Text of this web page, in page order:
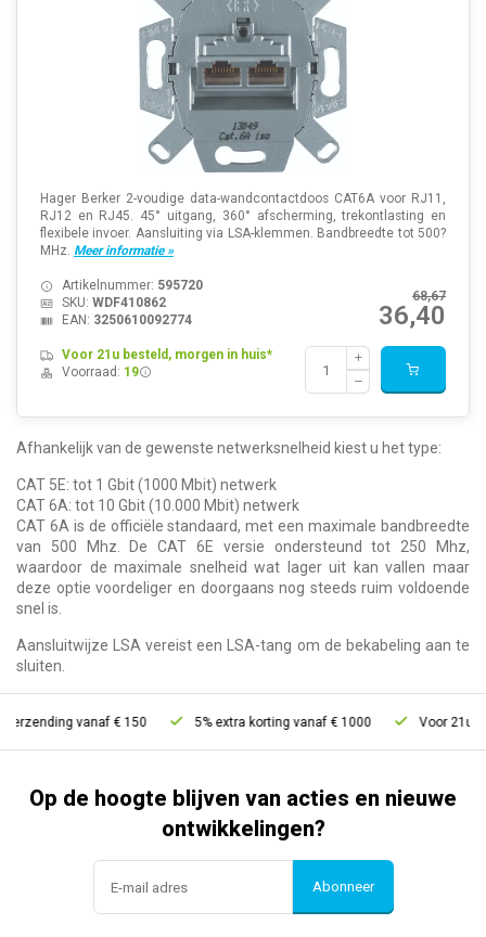
Hager Berker 2-voudige data-wandcontactdoos CAT6A voor RJ11,
RJ12 en RJ45. 45° uitgang, 360° afscherming, trekontlasting en
flexibele invoer. Aansluiting via LSA-klemmen. Bandbreedte tot 500?
MHz. Meer informatie »
68,67
36,40
Artikelnummer: 595720
SKU: WDF410862
EAN: 3250610092774
Voor 21u besteld, morgen in huis*
Voorraad: 19
Afhankelijk van de gewenste netwerksnelheid kiest u het type:
CAT 5E: tot 1 Gbit (1000 Mbit) netwerk
CAT 6A: tot 10 Gbit (10.000 Mbit) netwerk
CAT 6A is de officiële standaard, met een maximale bandbreedte
van 500 Mhz. De CAT 6E versie ondersteund tot 250 Mhz,
waardoor de maximale snelheid wat lager uit kan vallen maar
deze optie voordeliger en doorgaans nog steeds ruim voldoende
snel is.
Aansluitwijze LSA vereist een LSA-tang om de bekabeling aan te
sluiten.
vanaf € 150 5% extra korting vanaf € 1000 Voor 21u
Op de hoogte blijven van acties en nieuwe
ontwikkelingen?
Abonneer